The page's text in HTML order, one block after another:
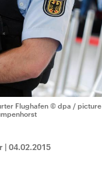
Flughafen © dpa / picture
| 04.02.2015